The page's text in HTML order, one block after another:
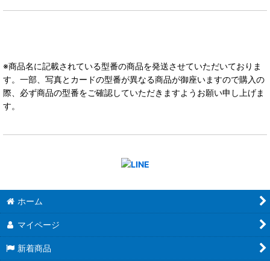
※商品名に記載されている型番の商品を発送させていただいておりま
す。一部、写真とカードの型番が異なる商品が御座いますので購入の
際、必ず商品の型番をご確認していただきますようお願い申し上げま
す。
ホーム
マイページ
新着商品